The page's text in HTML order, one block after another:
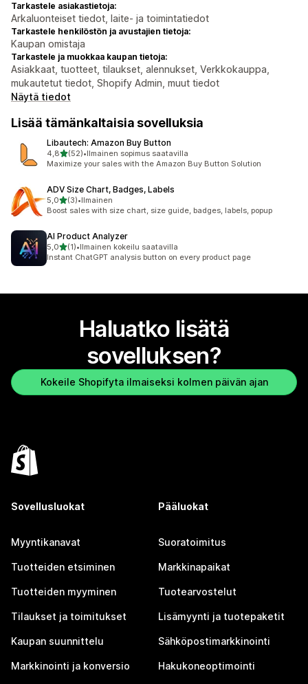
Tarkastele asiakastietoja:
Arkaluonteiset tiedot, laite- ja toimintatiedot
Tarkastele henkilöstön ja avustajien tietoja:
Kaupan omistaja
Tarkastele ja muokkaa kaupan tietoja:
Asiakkaat, tuotteet, tilaukset, alennukset, Verkkokauppa,
mukautetut tiedot, Shopify Admin, muut tiedot
Näytä tiedot
Lisää tämänkaltaisia sovelluksia
Libautech: Amazon Buy Button
4,8/ 5 tähteä
(52)
52 arvostelua yhteensä
•Ilmainen sopimus saatavilla
Maximize your sales with the Amazon Buy Button Solution
ADV Size Chart, Badges, Labels
5,0/ 5 tähteä
(3)
3 arvostelua yhteensä
•Ilmainen
Boost sales with size chart, size guide, badges, labels, popup
AI Product Analyzer
5,0/ 5 tähteä
(1)
1 arvostelua yhteensä
•Ilmainen kokeilu saatavilla
Instant ChatGPT analysis button on every product page
Haluatko lisätä
sovelluksen?
Kokeile Shopifyta ilmaiseksi kolmen päivän ajan
Sovellusluokat
Myyntikanavat
Tuotteiden etsiminen
Tuotteiden myyminen
Tilaukset ja toimitukset
Kaupan suunnittelu
Markkinointi ja konversio
Pääluokat
Suoratoimitus
Markkinapaikat
Tuotearvostelut
Lisämyynti ja tuotepaketit
Sähköpostimarkkinointi
Hakukoneoptimointi